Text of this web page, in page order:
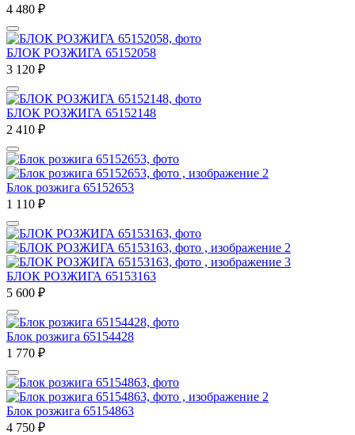
4 480 ₽
БЛОК РОЗЖИГА 65152058
3 120 ₽
БЛОК РОЗЖИГА 65152148
2 410 ₽
Блок розжига 65152653
1 110 ₽
БЛОК РОЗЖИГА 65153163
5 600 ₽
Блок розжига 65154428
1 770 ₽
Блок розжига 65154863
4 750 ₽